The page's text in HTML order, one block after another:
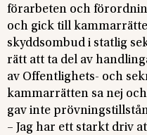
förarbeten och
och gick till
skyddsombud i statlig
rätt att ta del av
av Offentlighets- och
kammarrätten sa nej
gav inte
– Jag har ett starkt driv